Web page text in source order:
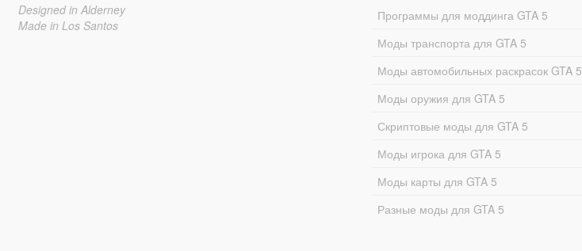
Designed in Alderney
Made in Los Santos
Программы для моддинга GTA 5
Моды транспорта для GTA 5
Моды автомобильных раскрасок GTA 5
Моды оружия для GTA 5
Скриптовые моды для GTA 5
Моды игрока для GTA 5
Моды карты для GTA 5
Разные моды для GTA 5